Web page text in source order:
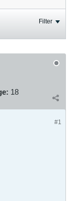
Filter
18
#1